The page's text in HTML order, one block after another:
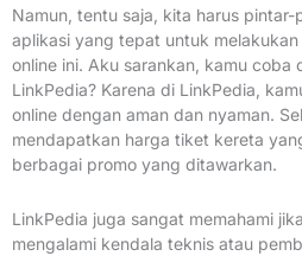
Namun, tentu saja, kita harus
aplikasi yang tepat untuk
online ini. Aku sarankan, kamu coba
LinkPedia? Karena di LinkPedia,
online dengan aman dan nyaman.
mendapatkan harga tiket kereta
berbagai promo yang ditawarkan.
LinkPedia juga sangat memahami
mengalami kendala teknis atau